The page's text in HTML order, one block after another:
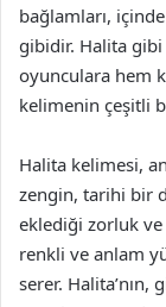
bağlamları,
gibidir. Halita gibi
oyunculara hem
kelimenin çeşitli
Halita kelimesi,
zengin, tarihi bir
eklediği zorluk ve
renkli ve anlam
serer. Halita’nın,